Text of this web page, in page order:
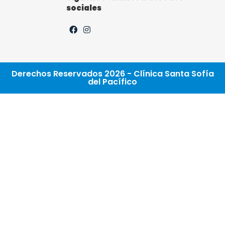
sociales
Derechos Reservados 2026 - Clínica Santa Sofía
del Pacífico